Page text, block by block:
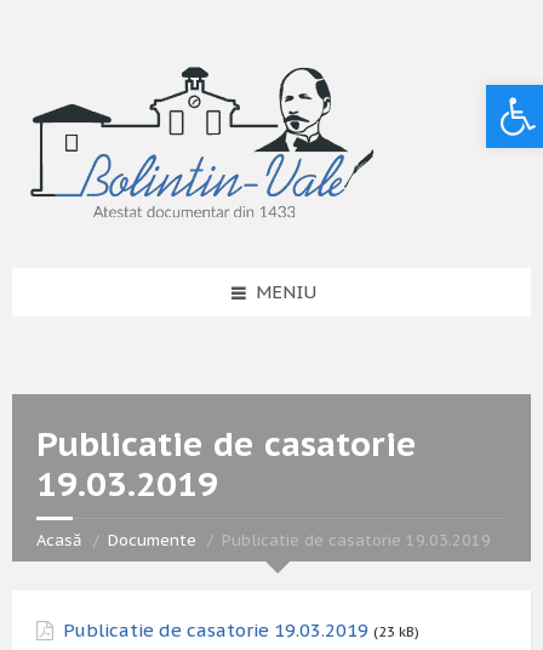
MENIU
Publicatie de casatorie
19.03.2019
Acasă Documente Publicatie de casatorie 19.03.2019
Publicatie de casatorie 19.03.2019 (23 kB)
Deschide bara de unelte